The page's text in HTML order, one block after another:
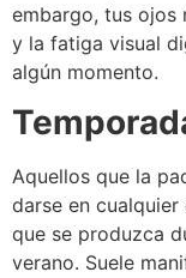
embargo, tus ojos
y la fatiga visual
algún momento.
Aquellos que la
darse en
que se produzca
verano. Suele